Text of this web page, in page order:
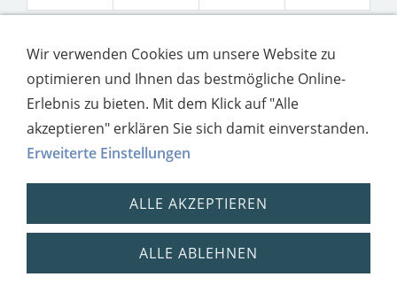
Datenschutz
Wir verwenden Cookies um unsere Website zu
optimieren und Ihnen das bestmögliche Online-
Erlebnis zu bieten. Mit dem Klick auf "Alle
akzeptieren" erklären Sie sich damit einverstanden.
Erweiterte Einstellungen
ALLE AKZEPTIEREN
ALLE ABLEHNEN